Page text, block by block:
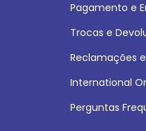
Pagamento e
Trocas e
Reclamações
International
Perguntas